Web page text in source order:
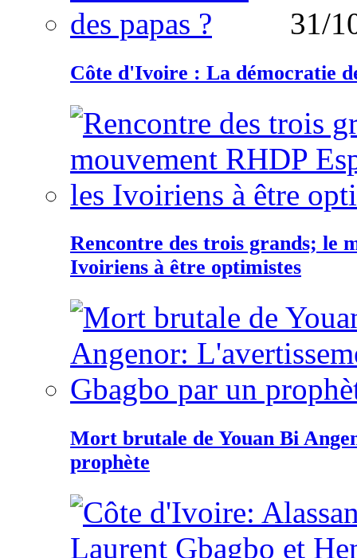
31/
Côte d'Ivoire : La démocratie
Rencontre des trois grands; le
Ivoiriens à être optimistes
Mort brutale de Youan Bi
prophète